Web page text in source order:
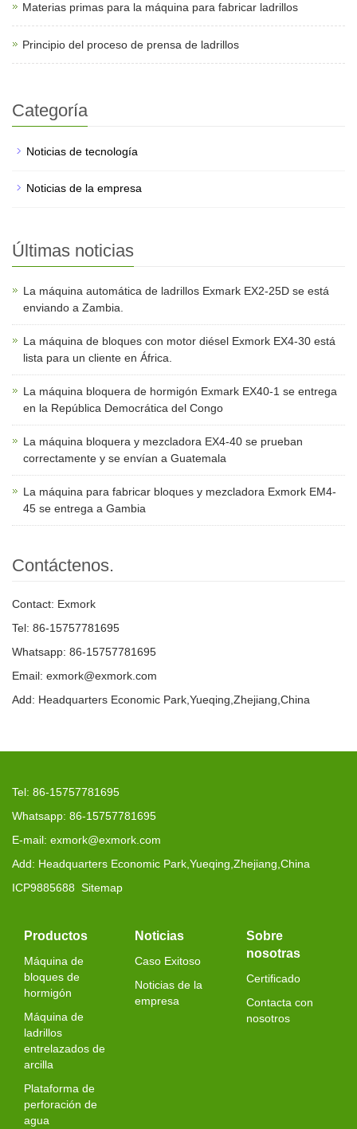
Materias primas para la máquina para fabricar ladrillos
Principio del proceso de prensa de ladrillos
Categoría
Noticias de tecnología
Noticias de la empresa
Últimas noticias
La máquina automática de ladrillos Exmark EX2-25D se está
enviando a Zambia.
La máquina de bloques con motor diésel Exmork EX4-30 está
lista para un cliente en África.
La máquina bloquera de hormigón Exmark EX40-1 se entrega
en la República Democrática del Congo
La máquina bloquera y mezcladora EX4-40 se prueban
correctamente y se envían a Guatemala
La máquina para fabricar bloques y mezcladora Exmork EM4-
45 se entrega a Gambia
Contáctenos.
Contact: Exmork
Tel: 86-15757781695
Whatsapp: 86-15757781695
Email: exmork@exmork.com
Add: Headquarters Economic Park,Yueqing,Zhejiang,China
Tel: 86-15757781695
Whatsapp: 86-15757781695
E-mail: exmork@exmork.com
Add: Headquarters Economic Park,Yueqing,Zhejiang,China
ICP9885688 Sitemap
Productos
Máquina de
bloques de
hormigón
Máquina de
ladrillos
entrelazados de
arcilla
Plataforma de
perforación de
agua
Noticias
Caso Exitoso
Noticias de la
empresa
Sobre
nosotras
Certificado
Contacta con
nosotros